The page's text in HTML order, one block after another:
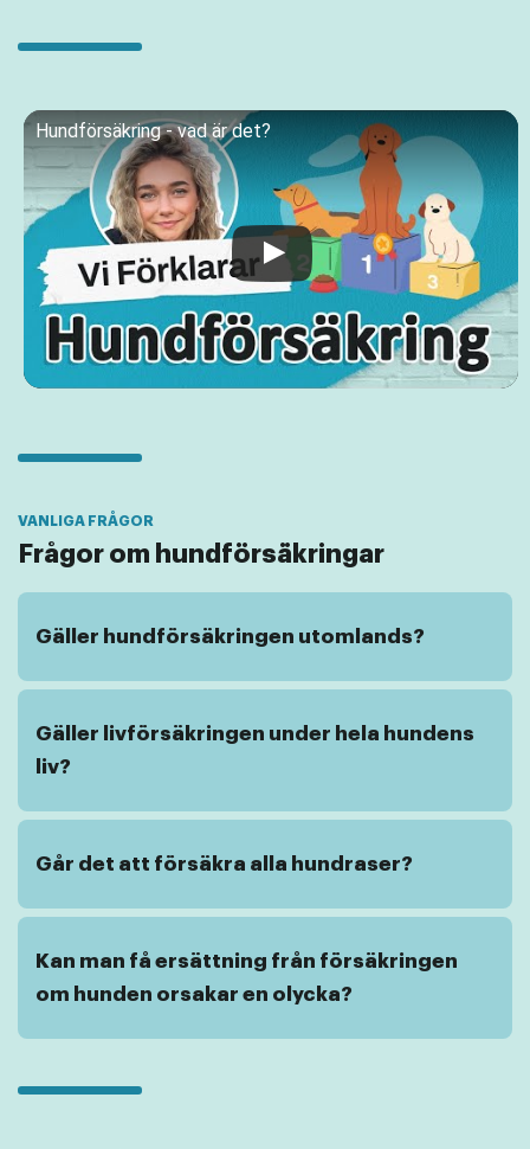
Hundförsäkring - vad är det?
Frågor om hundförsäkringar
Gäller hundförsäkringen utomlands?
Gäller livförsäkringen under hela hundens
liv?
Går det att försäkra alla hundraser?
Kan man få ersättning från försäkringen
om hunden orsakar en olycka?